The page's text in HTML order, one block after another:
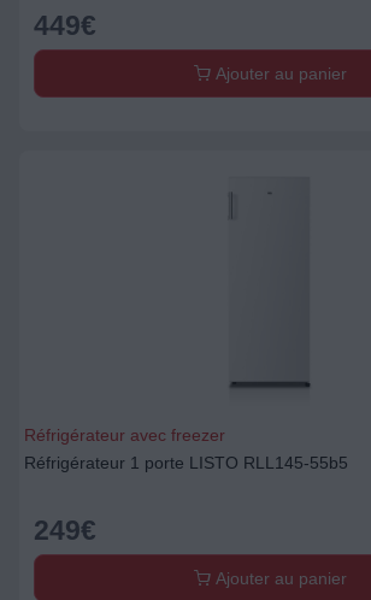
449€
Ajouter au panier
Réfrigérateur avec freezer
Réfrigérateur 1 porte LISTO RLL145-55b5
249€
Ajouter au panier